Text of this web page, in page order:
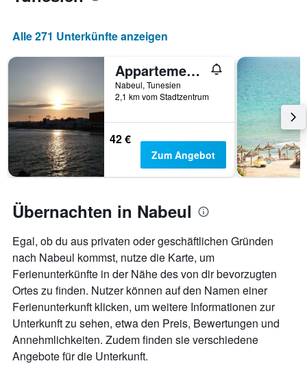
rückt.
Diagramm
hat
1
Achse,
die
Anzahl
der
Tage
vor
dem
Das
hat
Y-
Achse,
die
den
durchschnittlichen
Zimmerpreis
anzeigt
Alle 271 Unterkünfte anzeigen
Appartement Nabeul Plage
Nabeul, Tunesien
2,1 km vom Stadtzentrum
42 €
Zum Angebot
Übernachten in Nabeul
Egal, ob du aus privaten oder geschäftlichen Gründen
nach Nabeul kommst, nutze die Karte, um
Ferienunterkünfte in der Nähe des von dir bevorzugten
Ortes zu finden. Nutzer können auf den Namen einer
Ferienunterkunft klicken, um weitere Informationen zur
Unterkunft zu sehen, etwa den Preis, Bewertungen und
Annehmlichkeiten. Zudem finden sie verschiedene
Angebote für die Unterkunft.